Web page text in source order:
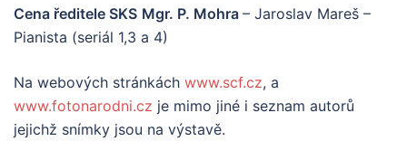
Cena ředitele SKS Mgr. P. Mohra – Jaroslav Mareš –
Pianista (seriál 1,3 a 4)
Na webových stránkách www.scf.cz, a
www.fotonarodni.cz je mimo jiné i seznam autorů
jejichž snímky jsou na výstavě.